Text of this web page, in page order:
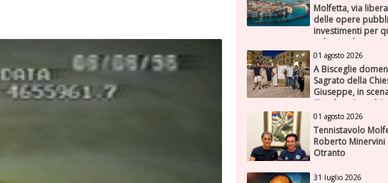
Molfetta, via
delle opere
investimenti per
milioni nel
01 agosto 2026
A Bisceglie
Sagrato della
Giuseppe, in
“Rigoletto” con
Sinfonica
01 agosto 2026
Tennistavolo
Roberto
Otranto
31 luglio 2026